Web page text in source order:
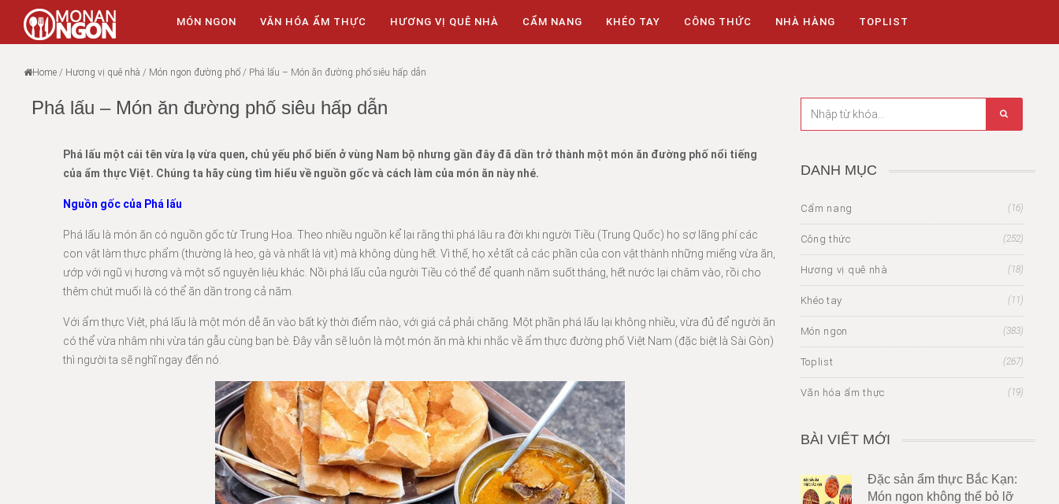
MÓN NGON VĂN HÓA ẨM THỰC HƯƠNG VỊ QUÊ NHÀ CẨM NANG KHÉO TAY CÔNG THỨC NHÀ HÀNG TOPLIST
Home / Hương vị quê nhà / Món ngon đường phố / Phá lấu – Món ăn đường phố siêu hấp dẫn
Phá lấu – Món ăn đường phố siêu hấp dẫn
Phá lấu một cái tên vừa lạ vừa quen, chủ yếu phổ biến ở vùng Nam bộ nhưng gần đây đã dần trở thành một món ăn đường phố nổi tiếng
của ẩm thực Việt. Chúng ta hãy cùng tìm hiểu về nguồn gốc và cách làm của món ăn này nhé.
Nguồn gốc của Phá lấu
Phá lấu là món ăn có nguồn gốc từ Trung Hoa. Theo nhiều nguồn kể lại rằng thì phá lâu ra đời khi người Tiều (Trung Quốc) họ sợ lãng phí các
con vật làm thực phẩm (thường là heo, gà và nhất là vịt) mà không dùng hết. Vì thế, họ xẻ tất cả các phần của con vật thành những miếng vừa ăn,
ướp với ngũ vị hương và một số nguyên liệu khác. Nồi phá lấu của người Tiều có thể để quanh năm suốt tháng, hết nước lại châm vào, rồi cho
thêm chút muối là có thể ăn dần trong cả năm.
Với ẩm thực Việt, phá lấu là một món dễ ăn vào bất kỳ thời điểm nào, với giá cả phải chăng. Một phần phá lấu lại không nhiều, vừa đủ để người ăn
có thể vừa nhâm nhi vừa tán gẫu cùng bạn bè. Đây vẫn sẽ luôn là một món ăn mà khi nhắc về ẩm thực đường phố Việt Nam (đặc biệt là Sài Gòn)
thì người ta sẽ nghĩ ngay đến nó.
DANH MỤC
Cẩm nang (16)
Công thức (252)
Hương vị quê nhà (18)
Khéo tay (11)
Món ngon (383)
Toplist (267)
Văn hóa ẩm thực (19)
BÀI VIẾT MỚI
Đặc sản ẩm thực Bắc Kạn:
Món ngon không thể bỏ lỡ